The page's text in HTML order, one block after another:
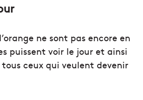
ne sont pas encore en
puissent voir le jour et ainsi
ceux qui veulent devenir